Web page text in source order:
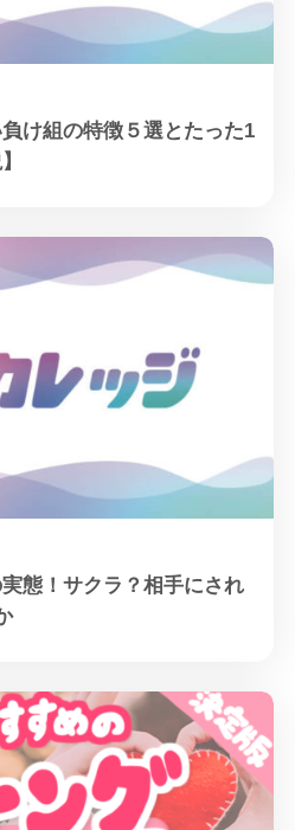
け組の特徴５選とたった1
実態！サクラ？相手にされ